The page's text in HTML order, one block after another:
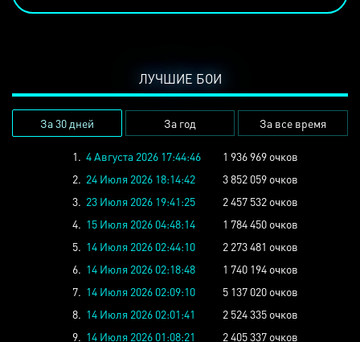
ЛУЧШИЕ БОИ
За 30 дней За год За все время
1. 4 Августа 2026 17:44:46
1 936 969 очков
2. 24 Июля 2026 18:14:42
3 852 059 очков
3. 23 Июля 2026 19:41:25
2 457 532 очков
4. 15 Июля 2026 04:48:14
1 784 450 очков
5. 14 Июля 2026 02:44:10
2 273 481 очков
6. 14 Июля 2026 02:18:48
1 740 194 очков
7. 14 Июля 2026 02:09:10
5 137 020 очков
8. 14 Июля 2026 02:01:41
2 524 335 очков
9. 14 Июля 2026 01:08:21 2 405 337 очков